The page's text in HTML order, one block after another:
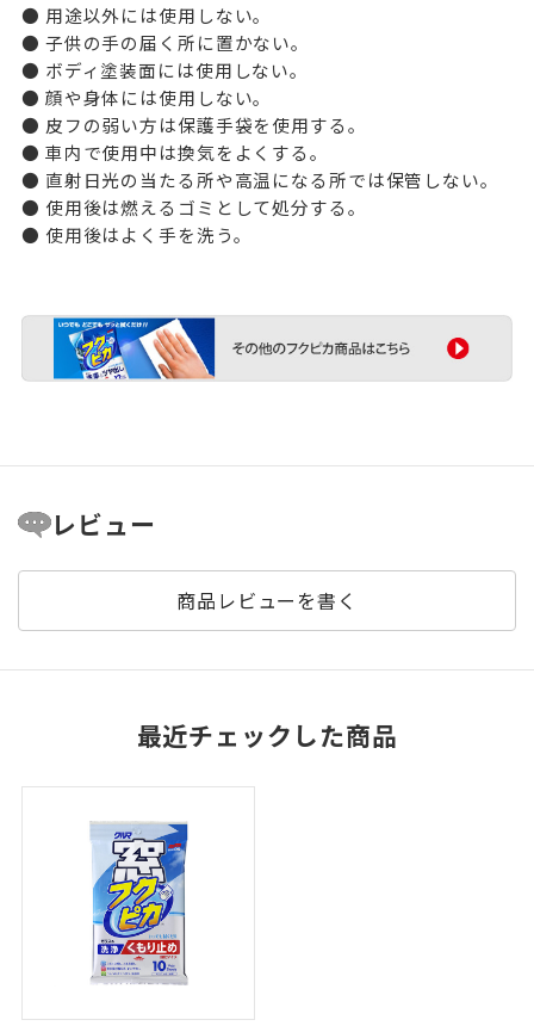
● 用途以外には使用しない。
● 子供の手の届く所に置かない。
● ボディ塗装面には使用しない。
● 顔や身体には使用しない。
● 皮フの弱い方は保護手袋を使用する。
● 車内で使用中は換気をよくする。
● 直射日光の当たる所や高温になる所では保管しない。
● 使用後は燃えるゴミとして処分する。
● 使用後はよく手を洗う。
レビュー
商品レビューを書く
最近チェックした商品